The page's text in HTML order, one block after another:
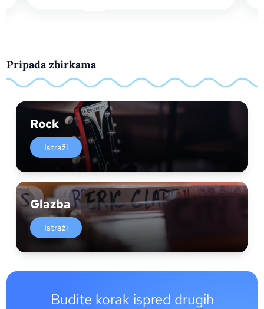
Pripada zbirkama
Rock
Istraži
Glazba
Istraži
Budite korak ispred drugih